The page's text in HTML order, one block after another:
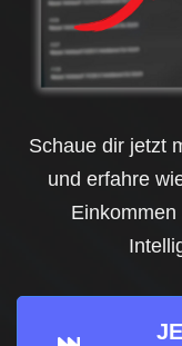
Schaue dir jetzt
und erfahre